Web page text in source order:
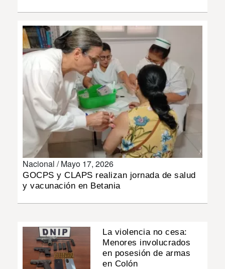
INSÓLITAS
MULTIMEDIA
IMPRESO
Nacional /Mayo 17, 2026
GOCPS y CLAPS realizan jornada de salud
y vacunación en Betania
La violencia no cesa:
Menores involucrados
en posesión de armas
en Colón